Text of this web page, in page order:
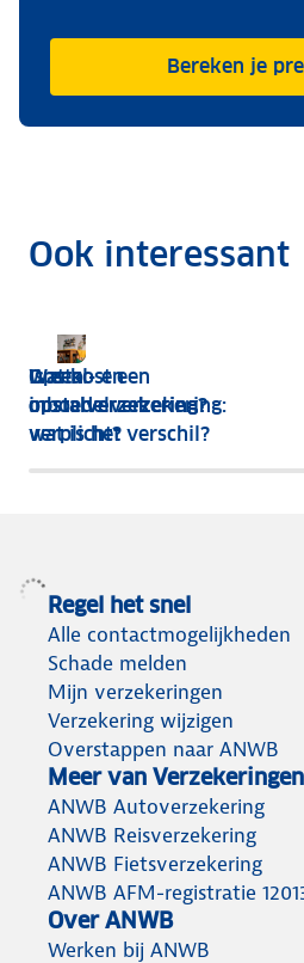
Bereken je
Ook interessant
Wat kost een
opstalverzekering?
Is een
opstalverzekering
verplicht?
Opstal- en
inboedelverzekering:
wat is het verschil?
Regel het snel
Alle contactmogelijkheden
Schade melden
Mijn verzekeringen
Verzekering wijzigen
Overstappen naar ANWB
Meer van Verzekeringen
ANWB Autoverzekering
ANWB Reisverzekering
ANWB Fietsverzekering
ANWB AFM-registratie
Over ANWB
Werken bij ANWB